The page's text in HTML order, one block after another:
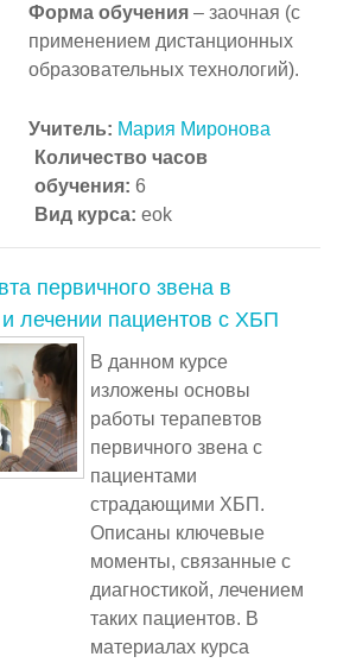
Форма обучения – заочная (с
применением дистанционных
образовательных технологий).
Учитель: Мария Миронова
Количество часов
обучения: 6
Вид курса: eok
первичного звена в
и лечении пациентов с ХБП
В данном курсе
изложены основы
работы терапевтов
первичного звена с
пациентами
страдающими ХБП.
Описаны ключевые
моменты, связанные с
диагностикой, лечением
таких пациентов. В
материалах курса